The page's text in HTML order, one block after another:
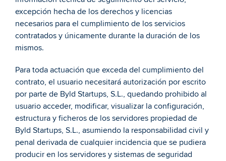
excepción hecha de los derechos y licencias
necesarios para el cumplimiento de los servicios
contratados y únicamente durante la duración de los
mismos.
Para toda actuación que exceda del cumplimiento del
contrato, el usuario necesitará autorización por escrito
por parte de Byld Startups, S.L., quedando prohibido al
usuario acceder, modificar, visualizar la configuración,
estructura y ficheros de los servidores propiedad de
Byld Startups, S.L., asumiendo la responsabilidad civil y
penal derivada de cualquier incidencia que se pudiera
producir en los servidores y sistemas de seguridad